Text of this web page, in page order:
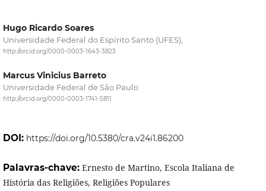
Hugo Ricardo Soares
Universidade Federal do Espírito Santo (UFES),
http://orcid.org/0000-0003-1643-3823
Marcus Vinicius Barreto
Universidade Federal de São Paulo
http://orcid.org/0000-0003-1741-5811
DOI: https://doi.org/10.5380/cra.v24i1.86200
Palavras-chave: Ernesto de Martino, Escola Italiana de
História das Religiões, Religiões Populares